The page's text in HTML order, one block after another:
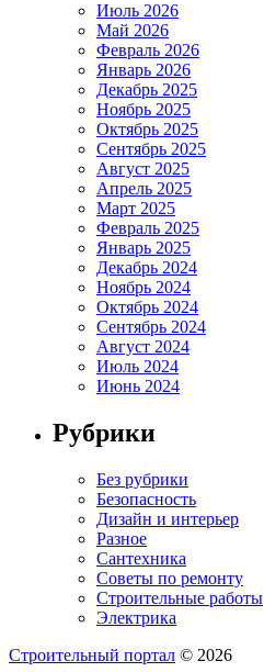
Июль 2026
Май 2026
Февраль 2026
Январь 2026
Декабрь 2025
Ноябрь 2025
Октябрь 2025
Сентябрь 2025
Август 2025
Апрель 2025
Март 2025
Февраль 2025
Январь 2025
Декабрь 2024
Ноябрь 2024
Октябрь 2024
Сентябрь 2024
Август 2024
Июль 2024
Июнь 2024
Рубрики
Без рубрики
Безопасность
Дизайн и интерьер
Разное
Сантехника
Советы по ремонту
Строительные работы
Электрика
Строительный портал © 2026